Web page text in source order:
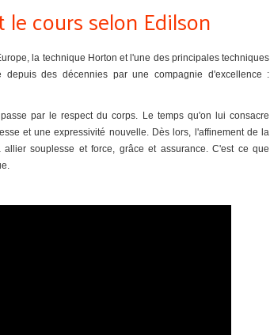
cours selon Edilson
la technique Horton et l'une des principales techniques
depuis des décennies par une compagnie d'excellence :
par le respect du corps. Le temps qu'on lui consacre
et une expressivité nouvelle. Dès lors, l'affinement de la
souplesse et force, grâce et assurance. C'est ce que